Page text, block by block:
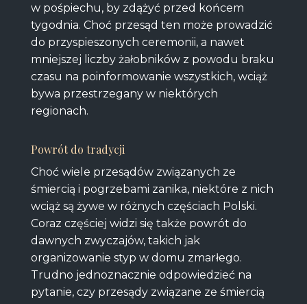
w pośpiechu, by zdążyć przed końcem
tygodnia. Choć przesąd ten może prowadzić
do przyspieszonych ceremonii, a nawet
mniejszej liczby żałobników z powodu braku
czasu na poinformowanie wszystkich, wciąż
bywa przestrzegany w niektórych
regionach.
Powrót do tradycji
Choć wiele przesądów związanych ze
śmiercią i pogrzebami zanika, niektóre z nich
wciąż są żywe w różnych częściach Polski.
Coraz częściej widzi się także powrót do
dawnych zwyczajów, takich jak
organizowanie styp w domu zmarłego.
Trudno jednoznacznie odpowiedzieć na
pytanie, czy przesądy związane ze śmiercią